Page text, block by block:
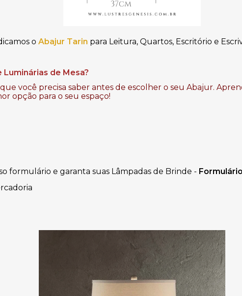
o Abajur Tarin para Leitura, Quartos, Escritório e
Luminárias de Mesa?
você precisa saber antes de escolher o seu Abajur.
opção para o seu espaço!
formulário e garanta suas Lâmpadas de Brinde - Formulário